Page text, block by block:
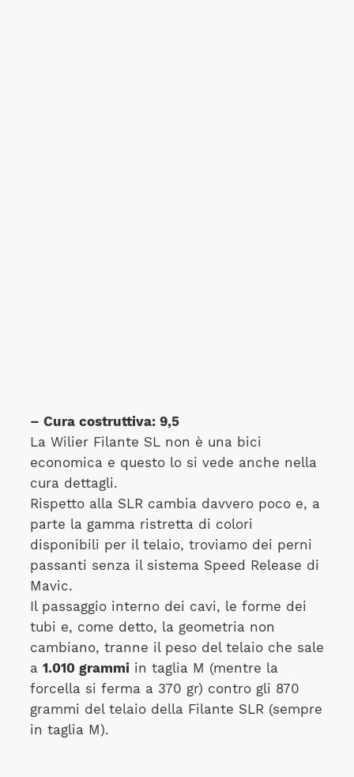
– Cura costruttiva: 9,5
La Wilier Filante SL non è una bici
economica e questo lo si vede anche nella
cura dettagli.
Rispetto alla SLR cambia davvero poco e, a
parte la gamma ristretta di colori
disponibili per il telaio, troviamo dei perni
passanti senza il sistema Speed Release di
Mavic.
Il passaggio interno dei cavi, le forme dei
tubi e, come detto, la geometria non
cambiano, tranne il peso del telaio che sale
a 1.010 grammiin taglia M (mentre la
forcella si ferma a 370 gr) contro gli 870
grammi del telaio della Filante SLR (sempre
in taglia M).